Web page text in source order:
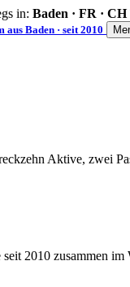
in: Baden · FR · CH
aus Baden · seit 2010
zehn Aktive, zwei
2010 zusammen